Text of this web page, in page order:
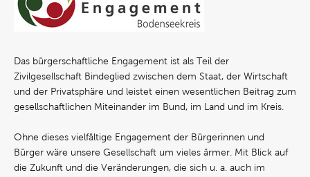
Das bürgerschaftliche Engagement ist als Teil der
Zivilgesellschaft Bindeglied zwischen dem Staat, der Wirtschaft
und der Privatsphäre und leistet einen wesentlichen Beitrag zum
gesellschaftlichen Miteinander im Bund, im Land und im Kreis.
Ohne dieses vielfältige Engagement der Bürgerinnen und
Bürger wäre unsere Gesellschaft um vieles ärmer. Mit Blick auf
die Zukunft und die Veränderungen, die sich u. a. auch im